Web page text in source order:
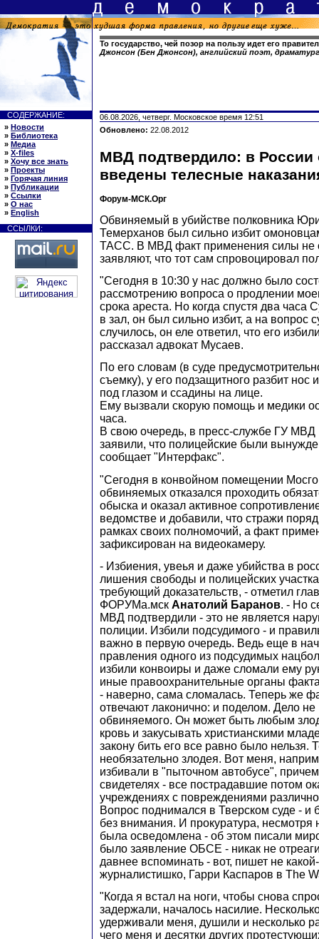
То государство, чей позор на пользу идет его
Джонсон (Бен Джонсон), английский поэт,
СОДЕРЖАНИЕ:
» Новости
» Библиотека
» Медиа
» X-files
» Хочу все знать
» Проекты
» Горячая линия
» Публикации
» Ссылки
» О нас
» English
ССЫЛКИ:
06.08.2026, четверг. Московское время 12:51
Обновлено: 22.08.2012
МВД подтвердило: в
введены телесные
Форум-МСК.Орг
Обвиняемый в убийстве полковника
Темерханов был сильно избит
ТАСС. В МВД факт применения силы не
заявляют, что тот сам спровоцировал
"Сегодня в 10:30 у нас должно было
рассмотрению вопроса о продлении
срока ареста. Но когда спустя два часа
в зал, он был сильно избит, а на вопрос
случилось, он еле ответил, что его
рассказал адвокат Мусаев.
По его словам (в суде
съемку), у его подзащитного разбит нос
под глазом и ссадины на лице.
Ему вызвали скорую помощь и медики
часа.
В свою очередь, в пресс-службе ГУ
заявили, что полицейские были
сообщает "Интерфакс".
"Сегодня в конвойном помещении
обвиняемых отказался проходить
обыска и оказал активное
ведомстве и добавили, что стражи
рамках своих полномочий, а факт
зафиксирован на видеокамеру.
- Избиения, увеья и даже убийства в
лишения свободы и полицейских
требующий доказательств, - отметил
ФОРУМа.мск Анатолий Баранов. - Но
МВД подтвердили - это не является
полиции. Избили подсудимого - и
важно в первую очередь. Ведь еще в
правления одного из подсудимых
избили конвоиры и даже сломали ему
иные правоохранительные органы
- наверно, сама сломалась. Теперь же
отвечают лаконично: и поделом. Дело не
обвиняемого. Он может быть любым
кровь и закусывать христианскими
закону бить его все равно было нельзя.
необязательно злодея. Вот меня,
избивали в "пыточном автобусе",
свидетелях - все пострадавшие потом
учреждениях с повреждениями
Вопрос поднимался в Тверском суде - и
без внимания. И прокуратура, несмотря
была осведомлена - об этом писали
было заявление ОБСЕ - никак не
давнее вспоминать - вот, пишет не
журналистишко, Гарри Каспаров в The
"Когда я встал на ноги, чтобы снова
задержали, началось насилие.
удерживали меня, душили и несколько
чего меня и десятки других